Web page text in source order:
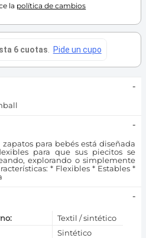
la política de cambios
-
-
para bebés está diseñada
para que sus piecitos se
explorando o simplemente
* Flexibles * Estables *
-
:
Textil / sintético
Sintético